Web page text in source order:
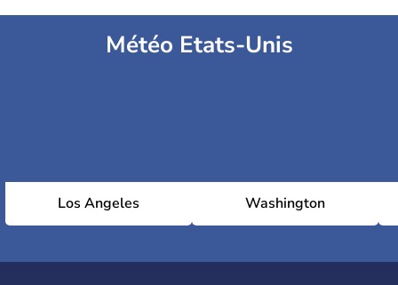
Météo Etats-Unis
Los Angeles Washington